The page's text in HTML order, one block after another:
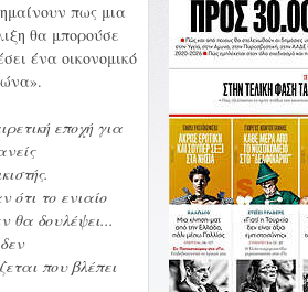
πως μια
θα μπορούσε
ένα οικονομικό
εποχή για
ότι το ενιαίο
θα δουλέψει...
που βλέπει